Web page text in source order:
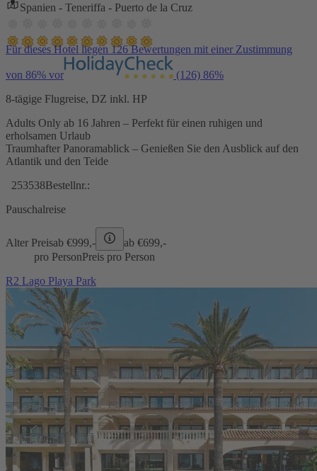
Spanien - Teneriffa - Puerto de la Cruz
Für dieses Hotel liegen 126 Bewertungen mit einer Zustimmung
von 86% vor (126) 86%
8-tägige Flugreise, DZ inkl. HP
Adults Only ab 16 Jahren – Perfekt für einen ruhigen und
erholsamen Urlaub
Traumhafter Panoramablick – Genießen Sie den Ausblick auf den
Atlantik und den Teide
253538Bestellnr.:
Pauschalreise
Alter Preisab €999,- ab €699,-
pro PersonPreis pro Person
R2 Lago Playa Park